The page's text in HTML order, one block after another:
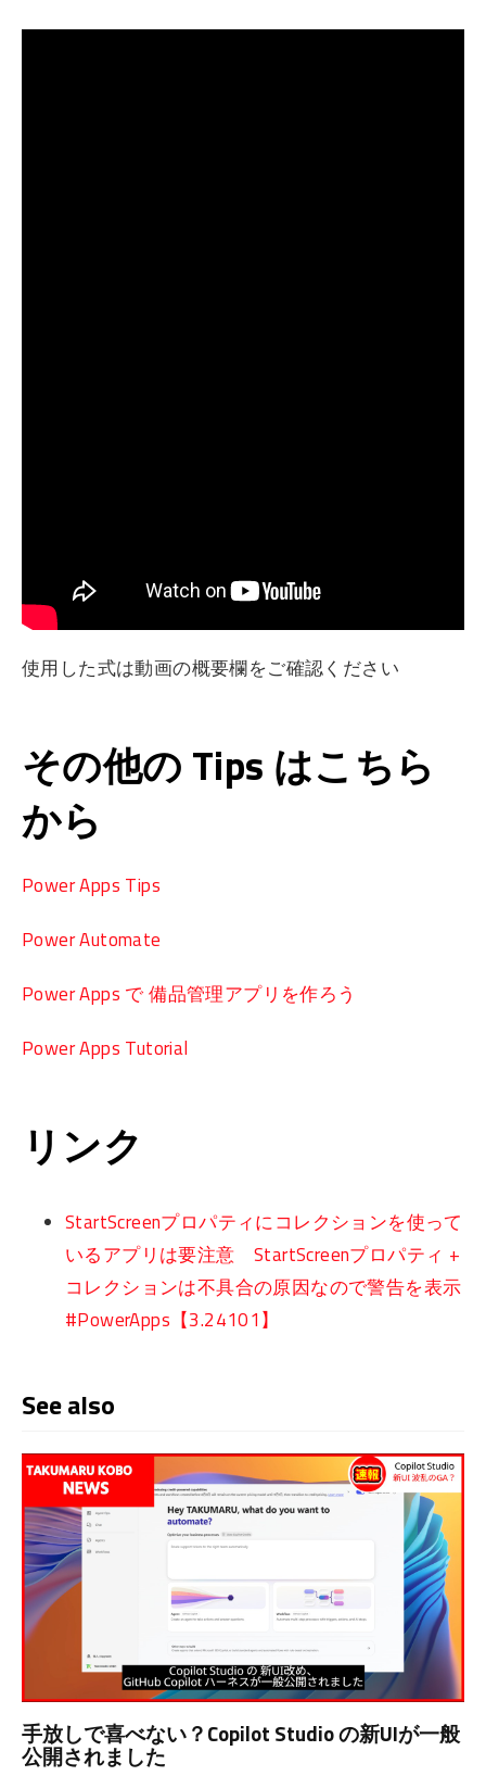
使用した式は動画の概要欄をご確認ください
その他の Tips はこちら
から
Power Apps Tips
Power Automate
Power Apps で 備品管理アプリを作ろう
Power Apps Tutorial
リンク
StartScreenプロパティにコレクションを使って
いるアプリは要注意 StartScreenプロパティ +
コレクションは不具合の原因なので警告を表示
#PowerApps【3.24101】
See also
手放しで喜べない？Copilot Studio の新UIが一般
公開されました